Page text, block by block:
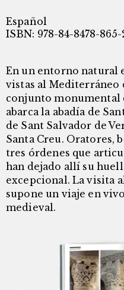
Español
ISBN: 978-84-8478-
En un entorno natural
vistas al
conjunto monumental
abarca la abadía de
de Sant Salvador de
Santa Creu. Oratores,
tres órdenes que
han dejado allí su
excepcional. La visita
supone un viaje en
medieval.